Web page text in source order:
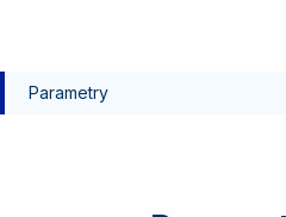
Parametry